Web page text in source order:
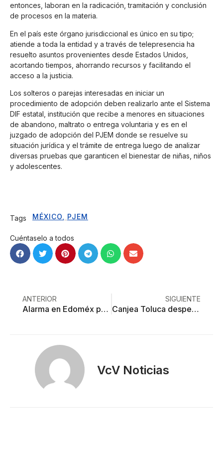
entonces, laboran en la radicación, tramitación y conclusión
de procesos en la materia.
En el país este órgano jurisdiccional es único en su tipo;
atiende a toda la entidad y a través de telepresencia ha
resuelto asuntos provenientes desde Estados Unidos,
acortando tiempos, ahorrando recursos y facilitando el
acceso a la justicia.
Los solteros o parejas interesadas en iniciar un
procedimiento de adopción deben realizarlo ante el Sistema
DIF estatal, institución que recibe a menores en situaciones
de abandono, maltrato o entrega voluntaria y es en el
juzgado de adopción del PJEM donde se resuelve su
situación jurídica y el trámite de entrega luego de analizar
diversas pruebas que garanticen el bienestar de niñas, niños
y adolescentes.
Tags MÉXICO PJEM
Cuéntaselo a todos
ANTERIOR
Alarma en Edoméx por segundo caso de sarampión
SIGUIENTE
Canjea Toluca desperdicios por alimento
VcV Noticias